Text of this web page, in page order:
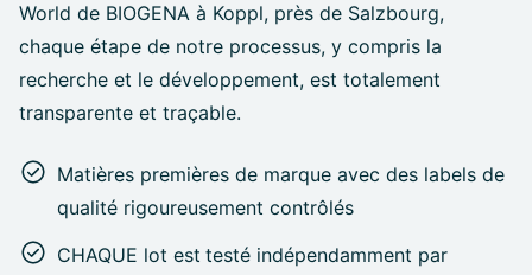
World de BIOGENA à Koppl, près de Salzbourg,
chaque étape de notre processus, y compris la
recherche et le développement, est totalement
transparente et traçable.
Matières premières de marque avec des labels de
qualité rigoureusement contrôlés
CHAQUE lot est testé indépendamment par